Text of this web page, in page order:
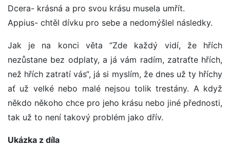
Dcera- krásná a pro svou krásu musela umřít.
Appius- chtěl dívku pro sebe a nedomýšlel následky.
Jak je na konci věta “Zde každý vidí, že hřích
nezůstane bez odplaty, a já vám radím, zatraťte hřích,
než hřích zatratí vás“, já si myslím, že dnes už ty hříchy
ať už velké nebo malé nejsou tolik trestány. A když
někdo někoho chce pro jeho krásu nebo jiné přednosti,
tak už to není takový problém jako dřív.
Ukázka z díla